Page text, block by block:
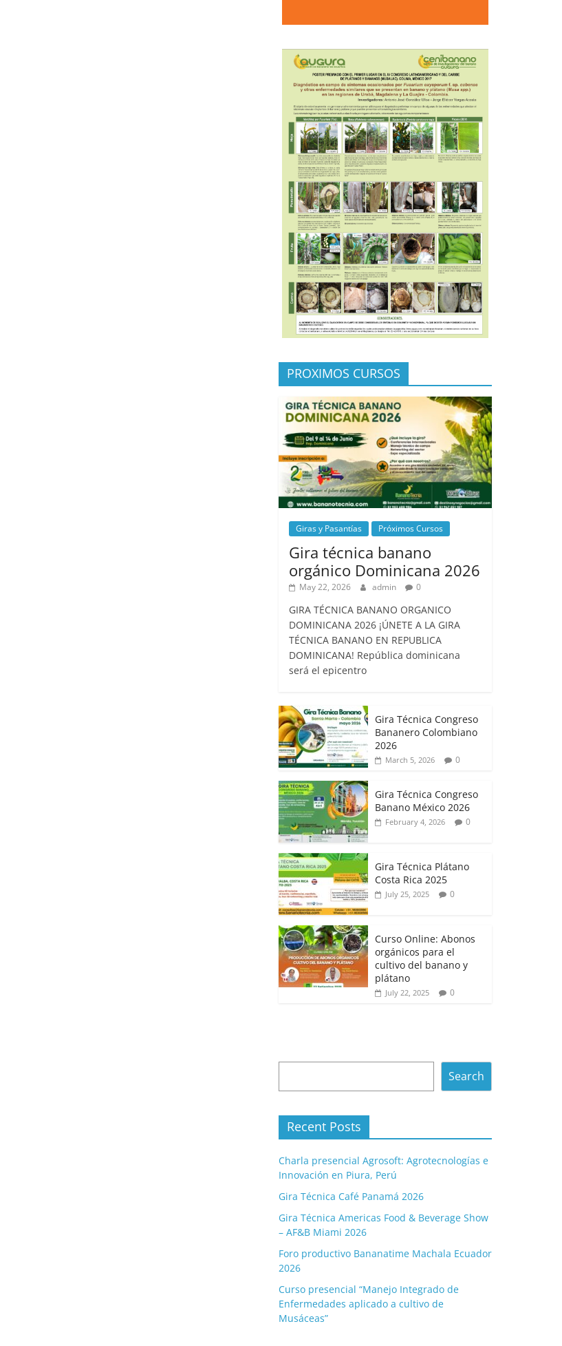
PROXIMOS CURSOS
Giras y Pasantías Próximos Cursos
Gira técnica banano
orgánico Dominicana 2026
May 22, 2026 admin 0
GIRA TÉCNICA BANANO ORGANICO
DOMINICANA 2026 ¡ÚNETE A LA GIRA
TÉCNICA BANANO EN REPUBLICA
DOMINICANA! República dominicana
será el epicentro
Gira Técnica Congreso
Bananero Colombiano
2026
March 5, 2026 0
Gira Técnica Congreso
Banano México 2026
February 4, 2026 0
Gira Técnica Plátano
Costa Rica 2025
July 25, 2025 0
Curso Online: Abonos
orgánicos para el
cultivo del banano y
plátano
July 22, 2025 0
Search
Recent Posts
Charla presencial Agrosoft: Agrotecnologías e
Innovación en Piura, Perú
Gira Técnica Café Panamá 2026
Gira Técnica Americas Food & Beverage Show
– AF&B Miami 2026
Foro productivo Bananatime Machala Ecuador
2026
Curso presencial “Manejo Integrado de
Enfermedades aplicado a cultivo de
Musáceas”